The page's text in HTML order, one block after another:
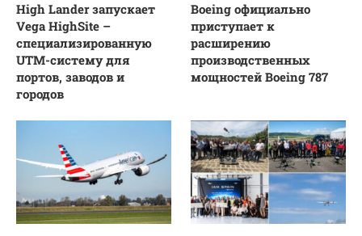
High Lander запускает
Vega HighSite –
специализированную
UTM-систему для
портов, заводов и
городов
Boeing официально
приступает к
расширению
производственных
мощностей Boeing 787